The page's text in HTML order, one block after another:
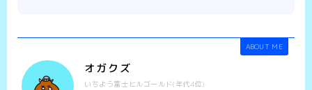
ABOUT ME
オガクズ
いちよう富士ヒルゴールド(年代4位)